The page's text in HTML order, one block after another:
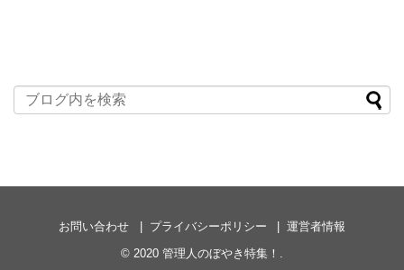
お問い合わせ プライバシーポリシー
運営者情報
© 2020 管理人のぼやき特集！ .